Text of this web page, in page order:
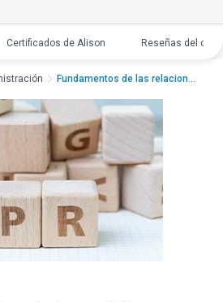
Certificados de Alison Reseñas del
Fundamentos de las relaciones p...